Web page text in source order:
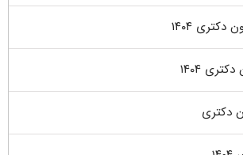
۱۴۰۴
۱۴۰۴
دکتری